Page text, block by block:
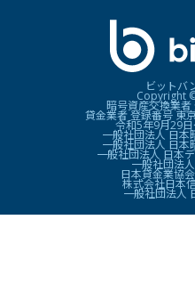
ビットバ
Copyright
暗号資産交換業
貸金業者 登録番号 東
令和5年9月29
一般社団法人 日本
一般社団法人 日本
一般社団法人 日本
一般社団法
日本貸金業協
株式会社日本
一般社団法人